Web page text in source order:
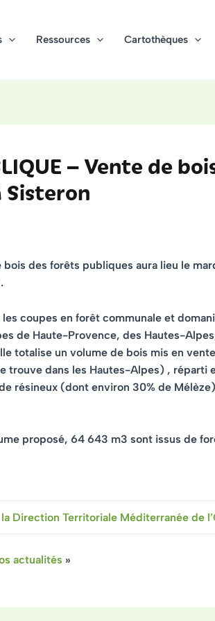
Ressources Cartothèques
– Vente de
Sisteron
bois des forêts publiques aura lieu le
.
coupes en forêt communale et
de Haute-Provence, des Hautes-
totalise un volume de bois mis en
trouve dans les Hautes-Alpes) , réparti
résineux (dont environ 30% de
proposé, 64 643 m3 sont issus de
Direction Territoriale Méditerranée de
actualités »